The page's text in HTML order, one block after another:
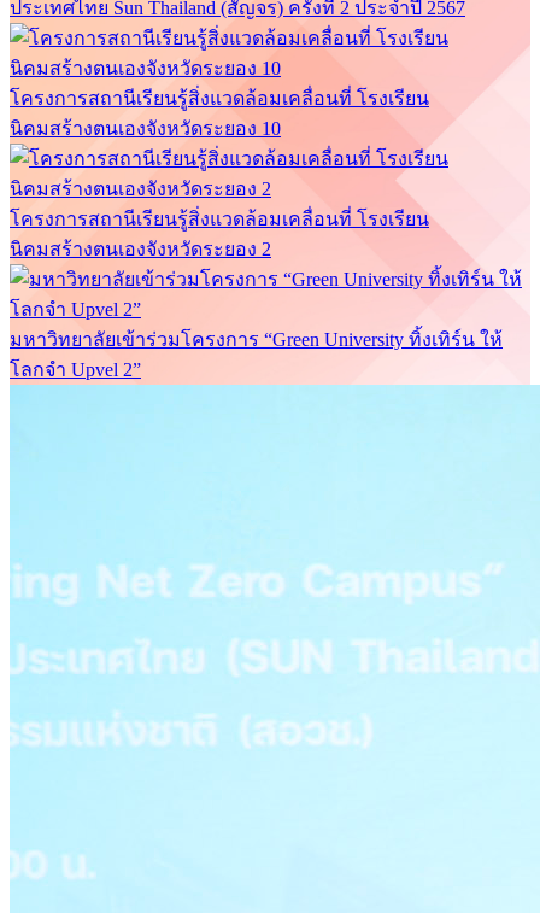
ประเทศไทย Sun Thailand (สัญจร) ครั้งที่ 2 ประจำปี 2567
โครงการสถานีเรียนรู้สิ่งแวดล้อมเคลื่อนที่ โรงเรียน
นิคมสร้างตนเองจังหวัดระยอง 10
โครงการสถานีเรียนรู้สิ่งแวดล้อมเคลื่อนที่ โรงเรียน
นิคมสร้างตนเองจังหวัดระยอง 2
มหาวิทยาลัยเข้าร่วมโครงการ “Green University ทิ้งเทิร์น ให้
โลกจำ Upvel 2”